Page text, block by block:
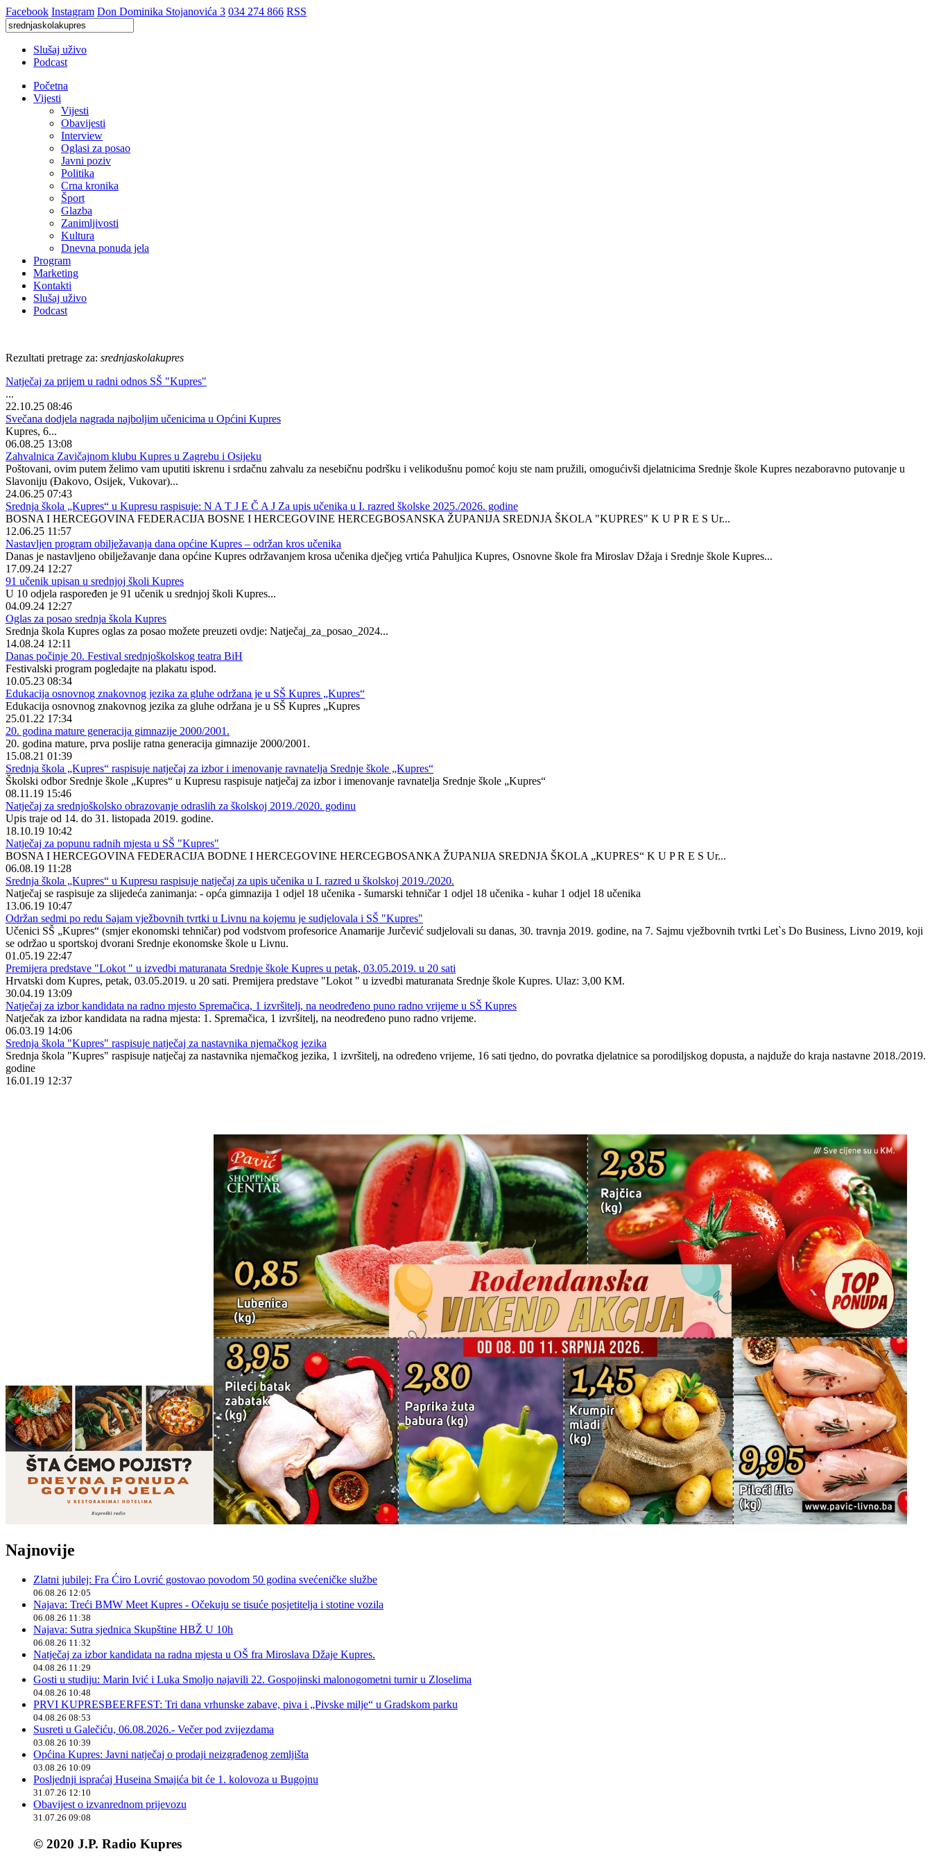
Facebook Instagram Don Dominika Stojanovića 3 034 274 866 RSS
Slušaj uživo
Podcast
Početna
Vijesti
Vijesti
Obavijesti
Interview
Oglasi za posao
Javni poziv
Politika
Crna kronika
Šport
Glazba
Zanimljivosti
Kultura
Dnevna ponuda jela
Program
Marketing
Kontakti
Slušaj uživo
Podcast
Rezultati pretrage za: srednjaskolakupres
Natječaj za prijem u radni odnos SŠ "Kupres"
...
22.10.25 08:46
Svečana dodjela nagrada najboljim učenicima u Općini Kupres
Kupres, 6...
06.08.25 13:08
Zahvalnica Zavičajnom klubu Kupres u Zagrebu i Osijeku
Poštovani, ovim putem želimo vam uputiti iskrenu i srdačnu zahvalu za nesebičnu podršku i velikodušnu pomoć koju ste nam pružili, omogućivši djelatnicima Srednje škole Kupres nezaboravno putovanje u
Slavoniju (Đakovo, Osijek, Vukovar)...
24.06.25 07:43
Srednja škola „Kupres“ u Kupresu raspisuje: N A T J E Č A J Za upis učenika u I. razred školske 2025./2026. godine
BOSNA I HERCEGOVINA FEDERACIJA BOSNE I HERCEGOVINE HERCEGBOSANSKA ŽUPANIJA SREDNJA ŠKOLA "KUPRES" K U P R E S Ur...
12.06.25 11:57
Nastavljen program obilježavanja dana općine Kupres – održan kros učenika
Danas je nastavljeno obilježavanje dana općine Kupres održavanjem krosa učenika dječjeg vrtića Pahuljica Kupres, Osnovne škole fra Miroslav Džaja i Srednje škole Kupres...
17.09.24 12:27
91 učenik upisan u srednjoj školi Kupres
U 10 odjela raspoređen je 91 učenik u srednjoj školi Kupres...
04.09.24 12:27
Oglas za posao srednja škola Kupres
Srednja škola Kupres oglas za posao možete preuzeti ovdje: Natječaj_za_posao_2024...
14.08.24 12:11
Danas počinje 20. Festival srednjoškolskog teatra BiH
Festivalski program pogledajte na plakatu ispod.
10.05.23 08:34
Edukacija osnovnog znakovnog jezika za gluhe održana je u SŠ Kupres „Kupres“
Edukacija osnovnog znakovnog jezika za gluhe održana je u SŠ Kupres „Kupres
25.01.22 17:34
20. godina mature generacija gimnazije 2000/2001.
20. godina mature, prva poslije ratna generacija gimnazije 2000/2001.
15.08.21 01:39
Srednja škola „Kupres“ raspisuje natječaj za izbor i imenovanje ravnatelja Srednje škole „Kupres“
Školski odbor Srednje škole „Kupres“ u Kupresu raspisuje natječaj za izbor i imenovanje ravnatelja Srednje škole „Kupres“
08.11.19 15:46
Natječaj za srednjoškolsko obrazovanje odraslih za školskoj 2019./2020. godinu
Upis traje od 14. do 31. listopada 2019. godine.
18.10.19 10:42
Natječaj za popunu radnih mjesta u SŠ "Kupres"
BOSNA I HERCEGOVINA FEDERACIJA BODNE I HERCEGOVINE HERCEGBOSANKA ŽUPANIJA SREDNJA ŠKOLA „KUPRES“ K U P R E S Ur...
06.08.19 11:28
Srednja škola „Kupres“ u Kupresu raspisuje natječaj za upis učenika u I. razred u školskoj 2019./2020.
Natječaj se raspisuje za slijedeća zanimanja: - opća gimnazija 1 odjel 18 učenika - šumarski tehničar 1 odjel 18 učenika - kuhar 1 odjel 18 učenika
13.06.19 10:47
Održan sedmi po redu Sajam vježbovnih tvrtki u Livnu na kojemu je sudjelovala i SŠ "Kupres"
Učenici SŠ „Kupres“ (smjer ekonomski tehničar) pod vodstvom profesorice Anamarije Jurčević sudjelovali su danas, 30. travnja 2019. godine, na 7. Sajmu vježbovnih tvrtki Let`s Do Business, Livno 2019, koji
se održao u sportskoj dvorani Srednje ekonomske škole u Livnu.
01.05.19 22:47
Premijera predstave "Lokot " u izvedbi maturanata Srednje škole Kupres u petak, 03.05.2019. u 20 sati
Hrvatski dom Kupres, petak, 03.05.2019. u 20 sati. Premijera predstave "Lokot " u izvedbi maturanata Srednje škole Kupres. Ulaz: 3,00 KM.
30.04.19 13:09
Natječaj za izbor kandidata na radno mjesto Spremačica, 1 izvršitelj, na neodređeno puno radno vrijeme u SŠ Kupres
Natječak za izbor kandidata na radna mjesta: 1. Spremačica, 1 izvršitelj, na neodređeno puno radno vrijeme.
06.03.19 14:06
Srednja škola "Kupres" raspisuje natječaj za nastavnika njemačkog jezika
Srednja škola "Kupres" raspisuje natječaj za nastavnika njemačkog jezika, 1 izvršitelj, na određeno vrijeme, 16 sati tjedno, do povratka djelatnice sa porodiljskog dopusta, a najduže do kraja nastavne 2018./2019.
godine
16.01.19 12:37
Najnovije
Zlatni jubilej: Fra Ćiro Lovrić gostovao povodom 50 godina svećeničke službe
06.08.26 12:05
Najava: Treći BMW Meet Kupres - Očekuju se tisuće posjetitelja i stotine vozila
06.08.26 11:38
Najava: Sutra sjednica Skupštine HBŽ U 10h
06.08.26 11:32
Natječaj za izbor kandidata na radna mjesta u OŠ fra Miroslava Džaje Kupres.
04.08.26 11:29
Gosti u studiju: Marin Ivić i Luka Smoljo najavili 22. Gospojinski malonogometni turnir u Zloselima
04.08.26 10:48
PRVI KUPRESBEERFEST: Tri dana vrhunske zabave, piva i „Pivske milje“ u Gradskom parku
04.08.26 08:53
Susreti u Galečiću, 06.08.2026.- Večer pod zvijezdama
03.08.26 10:39
Općina Kupres: Javni natječaj o prodaji neizgrađenog zemljišta
03.08.26 10:09
Posljednji ispraćaj Huseina Smajića bit će 1. kolovoza u Bugojnu
31.07.26 12:10
Obavijest o izvanrednom prijevozu
31.07.26 09:08
© 2020 J.P. Radio Kupres